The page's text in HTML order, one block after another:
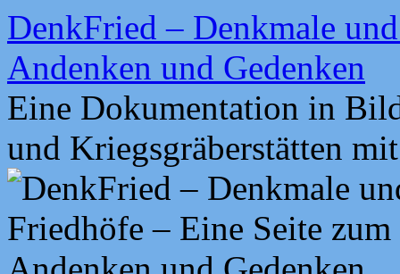
Zum
Inhalt
springen
DenkFried – Denkmale
Andenken und Gedenken
Eine Dokumentation in
und Kriegsgräberstätten